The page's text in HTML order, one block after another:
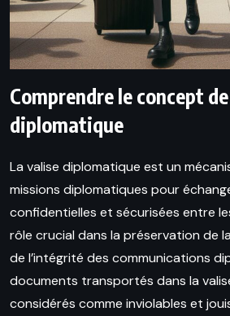
Comprendre le concept
diplomatique
La valise diplomatique est un
missions diplomatiques pour
confidentielles et sécurisées entre
rôle crucial dans la préservation de
de l’intégrité des communications
documents transportés dans la
considérés comme inviolables et